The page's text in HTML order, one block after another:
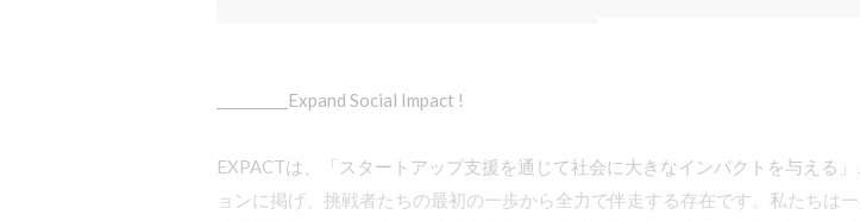
__________Expand Social Impact !
EXPACTは、「スタートアップ支援を通じて社会に大きなインパクトを与える
ョンに掲げ、挑戦者たちの最初の一歩から全力で伴走する存在です。私たちは